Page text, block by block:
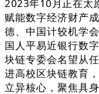
2023年10月正在太
赋能数字经济财产
德、中国计较机学
国人平易近银行数
块链专委会名望从
进高校区块链教育
立异核心，聚焦具